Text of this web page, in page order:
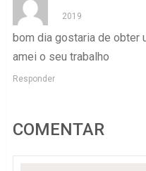
2019
bom dia gostaria de obter
amei o seu trabalho
Responder
COMENTAR